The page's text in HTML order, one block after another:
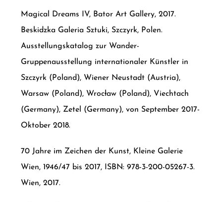
Magical Dreams IV, Bator Art Gallery, 2017.
Beskidzka Galeria Sztuki, Szczyrk, Polen.
Ausstellungskatalog zur Wander-
Gruppenausstellung internationaler Künstler in
Szczyrk (Poland), Wiener Neustadt (Austria),
Warsaw (Poland), Wrocław (Poland), Viechtach
(Germany), Zetel (Germany), von September 2017-
Oktober 2018.
70 Jahre im Zeichen der Kunst, Kleine Galerie
Wien, 1946/47 bis 2017, ISBN: 978-3-200-05267-3.
Wien, 2017.